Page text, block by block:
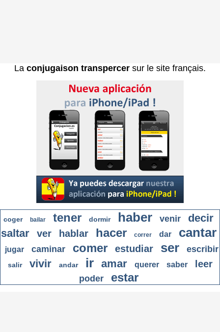
La conjugaison transpercer sur le site français.
coger bailar tener dormir haber venir
decir
saltar
ver hablar hacer correr dar cantar
jugar caminar comer estudiar ser escribir
salir vivir andar ir amar querer saber leer
poder estar